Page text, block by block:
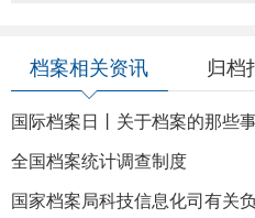
档案相关资讯 归档
国际档案日丨关于档案的那些
全国档案统计调查制度
国家档案局科技信息化司有关